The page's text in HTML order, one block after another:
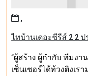
,
ไทบ้านเดอะซีรีส์ 2 2
“ผู้สร้าง ผู้กำกับ ทีมง
เซ็นเซอร์ได้ท้วงติงเร